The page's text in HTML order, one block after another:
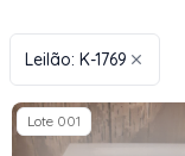
Leilão: K-1769
Lote 001